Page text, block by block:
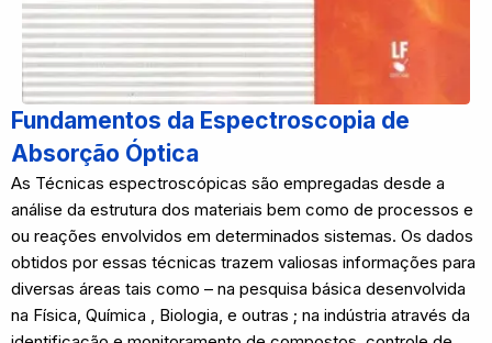
Fundamentos da Espectroscopia de
Absorção Óptica
As Técnicas espectroscópicas são empregadas desde a
análise da estrutura dos materiais bem como de processos e
ou reações envolvidos em determinados sistemas. Os dados
obtidos por essas técnicas trazem valiosas informações para
diversas áreas tais como – na pesquisa básica desenvolvida
na Física, Química , Biologia, e outras ; na indústria através da